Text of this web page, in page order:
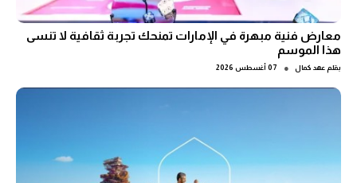
معارض فنية مبهرة في الإمارات تمنحك تجربة ثقافية لا تنسى
هذا الموسم
بقلم عهد كمال ● 07 أغسطس 2026